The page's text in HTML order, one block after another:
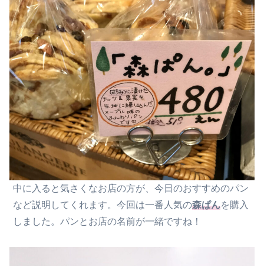
中に入ると気さくなお店の方が、今日のおすすめのパン
など説明してくれます。今回は一番人気の森ぱんを購入
しました。パンとお店の名前が一緒ですね！